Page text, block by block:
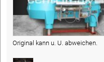
Original kann u. U. abweichen.